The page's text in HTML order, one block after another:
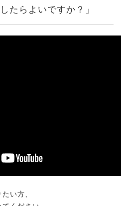
たらよいですか？」
い方、